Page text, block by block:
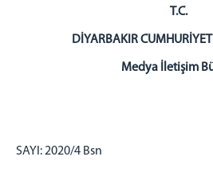
CEZA İNFAZ KURUMLARI
Diyarbakır Açık Ceza İnfaz Kurumu
Diyarbakır 4 Nolu T Tipi Kapalı Ceza
T.C.
DİYARBAKIR
Medya İletişim
SAYI: 2020/4 Bsn